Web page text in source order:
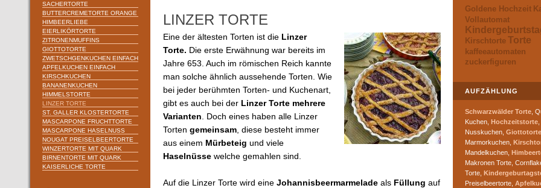
SACHERTORTE
BUTTERCREMETORTE ORANGE
HIMBEERLIEBE
EIERLIKÖRTORTE
ZITRONENMUFFINS
GIOTTOTORTE
ZWETSCHGENKUCHEN EINFACH
APFELKUCHEN EINFACH
KIRSCHKUCHEN
BANANENKUCHEN
HIMMELSTORTE
LINZER TORTE
ST. GALLER KLOSTERTORTE
MASCARPONE FRUCHTTORTE
MASCARPONE HASELNUSS
NOUGAT PREISELBEERTORTE
WINZERTORTE MIT QUARK
BIRNENTORTE MIT QUARK
KAISERLICHE TORTE
LINZER TORTE
Eine der ältesten Torten ist die Linzer
Torte. Die erste Erwähnung war bereits im
Jahre 653. Auch im römischen Reich kannte
man solche ähnlich aussehende Torten. Wie
bei jeder berühmten Torten- und Kuchenart,
gibt es auch bei der Linzer Torte mehrere
Varianten. Doch eines haben alle Linzer
Torten gemeinsam, diese besteht immer
aus einem Mürbeteig und viele
Haselnüsse welche gemahlen sind.
Auf die Linzer Torte wird eine Johannisbeermarmelade als Füllung auf
Goldene Hochzeit
Vollautomat
Kirschtorte Torte
kaffeeautomaten
zuckerfiguren
AUFZÄHLUNG
Schwarzwälder Torte ,
Kuchen, Hochzeitstorte
Nusskuchen, Giottotorte
Marmorkuchen,
Mandelkuchen,
Makronen Torte,
Torte,
Preiselbeertorte,